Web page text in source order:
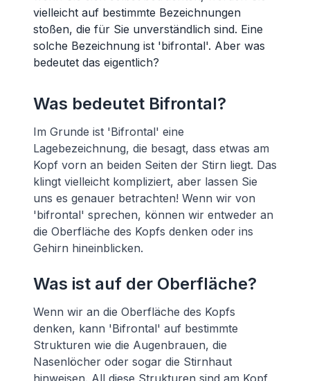
vielleicht auf bestimmte Bezeichnungen
stoßen, die für Sie unverständlich sind. Eine
solche Bezeichnung ist 'bifrontal'. Aber was
bedeutet das eigentlich?
Was bedeutet Bifrontal?
Im Grunde ist 'Bifrontal' eine
Lagebezeichnung, die besagt, dass etwas am
Kopf vorn an beiden Seiten der Stirn liegt. Das
klingt vielleicht kompliziert, aber lassen Sie
uns es genauer betrachten! Wenn wir von
'bifrontal' sprechen, können wir entweder an
die Oberfläche des Kopfs denken oder ins
Gehirn hineinblicken.
Was ist auf der Oberfläche?
Wenn wir an die Oberfläche des Kopfs
denken, kann 'Bifrontal' auf bestimmte
Strukturen wie die Augenbrauen, die
Nasenlöcher oder sogar die Stirnhaut
hinweisen. All diese Strukturen sind am Kopf